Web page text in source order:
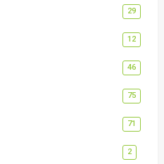
29
12
46
75
71
2